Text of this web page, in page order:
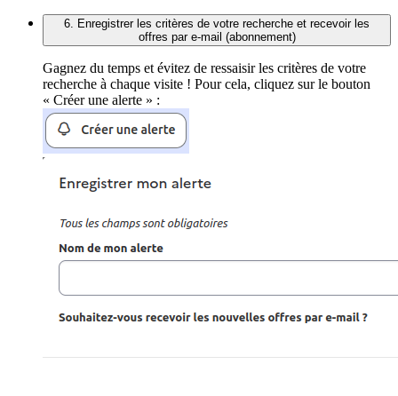
6. Enregistrer les critères de votre recherche et recevoir les
offres par e-mail (abonnement)
Gagnez du temps et évitez de ressaisir les critères de votre
recherche à chaque visite ! Pour cela, cliquez sur le bouton
« Créer une alerte » :